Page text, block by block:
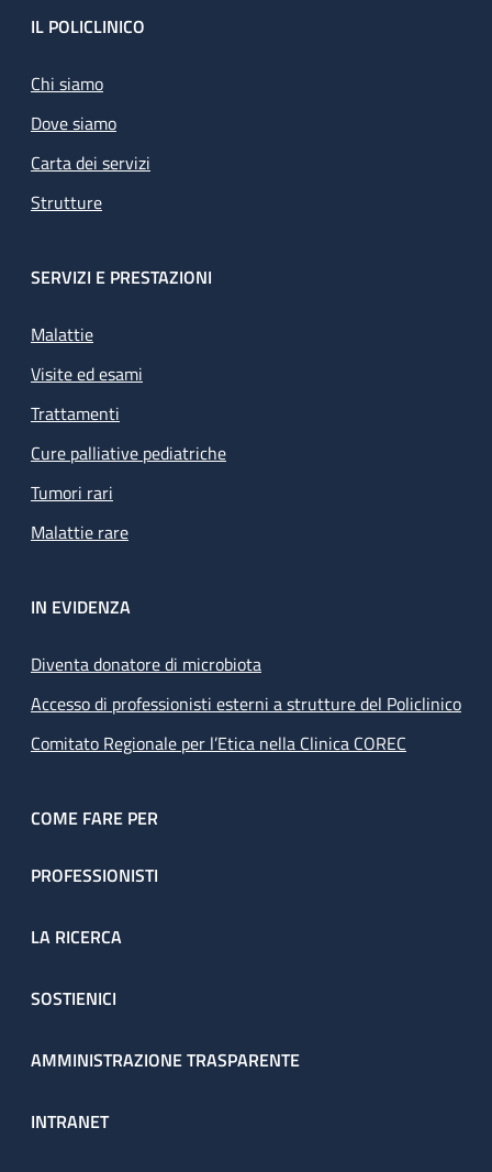
Footer
IL POLICLINICO
Chi siamo
Dove siamo
Carta dei servizi
Strutture
SERVIZI E PRESTAZIONI
Malattie
Visite ed esami
Trattamenti
Cure palliative pediatriche
Tumori rari
Malattie rare
IN EVIDENZA
Diventa donatore di microbiota
Accesso di professionisti esterni a strutture del Policlinico
Comitato Regionale per l’Etica nella Clinica COREC
COME FARE PER
PROFESSIONISTI
LA RICERCA
SOSTIENICI
AMMINISTRAZIONE TRASPARENTE
INTRANET